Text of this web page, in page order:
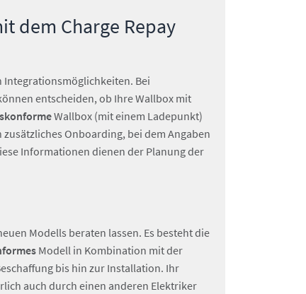
dem Charge Repay
Integrationsmöglichkeiten. Bei
entscheiden, ob Ihre Wallbox mit
Wallbox (mit einem Ladepunkt)
Onboarding, bei dem Angaben
Informationen dienen der Planung der
Modells beraten lassen. Es besteht die
Modell in Kombination mit der
bis hin zur Installation. Ihr
auch durch einen anderen Elektriker